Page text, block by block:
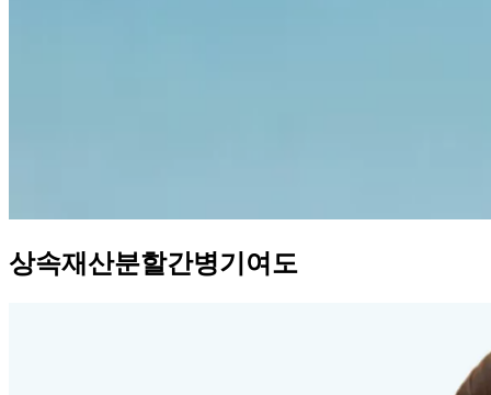
상속재산분할간병기여도